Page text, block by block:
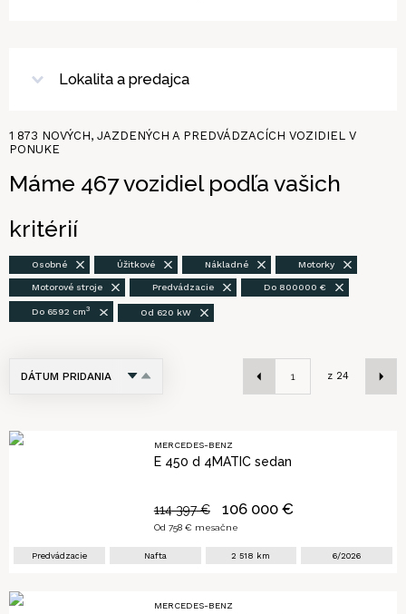
Lokalita a predajca
1 873 NOVÝCH, JAZDENÝCH A PREDVÁDZACÍCH VOZIDIEL V
PONUKE
Máme 467vozidielpodľa vašich
kritérií
Osobné Úžitkové Nákladné Motorky
Motorové stroje Predvádzacie Do 800000 €
Do 6592 cm3 Od 620 kW
CENA
DÁTUM PRIDANIA z 24
MERCEDES-BENZ
E 450 d 4MATIC sedan
Predvádzacie Nafta 2 518 km 6/2026
114 397€ 106 000€
Od 758€ mesačne
MERCEDES-BENZ